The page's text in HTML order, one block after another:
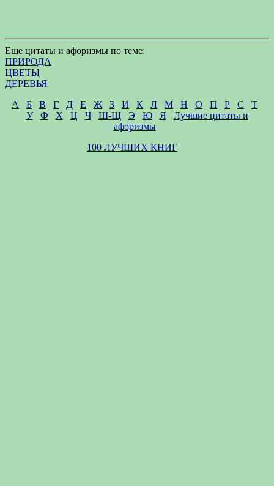
Еще цитаты и афоризмы по теме:
ПРИРОДА
ЦВЕТЫ
ДЕРЕВЬЯ
А
Б В Г Д Е Ж З И К Л М Н О П Р С
Т
У
Ф Х Ц Ч Ш-Щ Э Ю Я
Лучшие цитаты и
афоризмы
100 ЛУЧШИХ КНИГ